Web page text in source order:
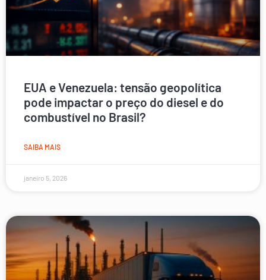
EUA e Venezuela: tensão geopolítica
pode impactar o preço do diesel e do
combustível no Brasil?
SAIBA MAIS
janeiro 5, 2026